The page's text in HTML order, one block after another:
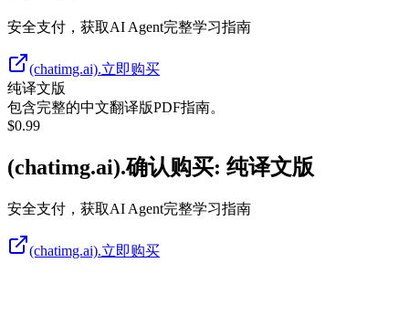
安全支付，获取AI Agent完整学习指南
(chatimg.ai).立即购买
纯译文版
包含完整的中文翻译版PDF指南。
$0.99
(chatimg.ai).确认购买: 纯译文版
安全支付，获取AI Agent完整学习指南
(chatimg.ai).立即购买